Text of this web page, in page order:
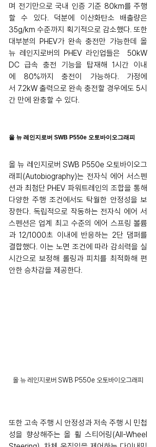
며 전기만으로 국내 인증 기준 80km를 주행
할 수 있다. 덕분에 이산화탄소 배출량은
35g/km 수준까지 획기적으로 감소했다. 또한
대부분의 PHEV가 완속 충전만 가능한데 올
뉴 레인지로버의 PHEV 라인업들은  50kW
DC 급속 충전 기능을 탑재해 1시간 이내
에 80%까지 충전이 가능하다. 가정에
서 7.2kW 출력으로 완속 충전할 경우에도 5시
간 만에 완충할 수 있다.
올 뉴 레인지로버 SWB P550e 오토바이오그래피
올 뉴 레인지로버 SWB P550e 오토바이오그
래피(Autobiography)는 전자식 에어 서스펜
션과 최첨단 PHEV 파워트레인의 조합을 통해
다양한 주행 조건에서도 탁월한 안정성을 보
장한다. 독립적으로 작동하는 전자식 에어 서
스펜션은 업계 최고 수준의 에어 스프링 볼륨
과 12/1000초 이내에 반응하는 2단 댐퍼를
결합했다. 이는 노면 조건에 따라 감쇠력을 실
시간으로 보정해 롤링과 피치를 최적화해 편
안한 승차감을 제공한다.
올 뉴 레인지로버 SWB P550e 오토바이오그래피
또한 고속 주행 시 안정성과 저속 주행 시 민첩
성을 향상해주는 올 휠 스티어링(All-Wheel